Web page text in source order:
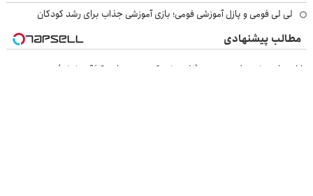
لی لی فومی و پازل آموزشی فومی؛ بازی آموزشی جذاب برای رشد کودکان
مطالب پیشنهادی
با اعتماد بنفس لبخند بزن (ژل سفیدکننده دندان40%تخفیف)